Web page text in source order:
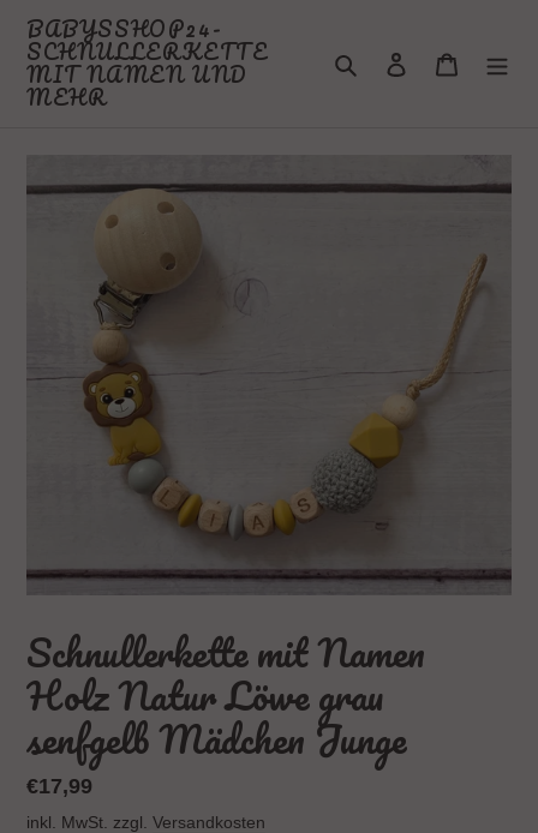
zum
Inhalt
BABYSSHOP24-
SCHNULLERKETTE
MIT NAMEN UND
MEHR
Suchen Einloggen
Schnullerkette mit Namen
Holz Natur Löwe grau
senfgelb Mädchen Junge
Normaler
Preis
€17,99
inkl. MwSt. zzgl. Versandkosten